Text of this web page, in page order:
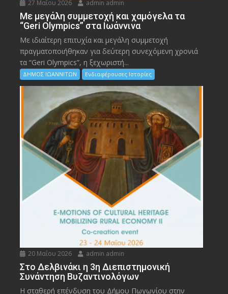
27 Μαΐου 2026 admin admin
Με μεγάλη συμμετοχή και χαμόγελα τα
“Geri Olympics” στα Ιωάννινα
Με ιδιαίτερη επιτυχία και μεγάλη συμμετοχή
πραγματοποιήθηκαν για δεύτερη συνεχόμενη χρονιά
τα “Geri Olympics”, η ξεχωριστή...
ΔΗΜΟΣ ΙΩΑΝΝΙΤΩΝ Ενδιαφέρουσες Ιστορίες
20 Μαΐου 2026 admin admin
Στο Δελβινάκι η 3η Διεπιστημονική
Συνάντηση Βυζαντινολόγων
Η σταθερή επένδυση του Δήμου Πωγωνίου στην